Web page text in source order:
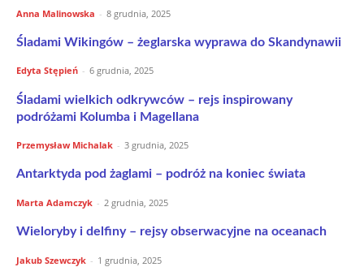
Anna Malinowska - 8 grudnia, 2025
Śladami Wikingów – żeglarska wyprawa do Skandynawii
Edyta Stępień - 6 grudnia, 2025
Śladami wielkich odkrywców – rejs inspirowany
podróżami Kolumba i Magellana
Przemysław Michalak - 3 grudnia, 2025
Antarktyda pod żaglami – podróż na koniec świata
Marta Adamczyk - 2 grudnia, 2025
Wieloryby i delfiny – rejsy obserwacyjne na oceanach
Jakub Szewczyk - 1 grudnia, 2025